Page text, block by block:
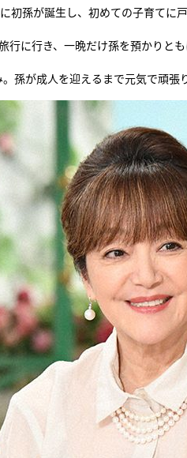
初孫が誕生し、初めての子育てに
に行き、一晩だけ孫を預かりとも
孫が成人を迎えるまで元気で頑張